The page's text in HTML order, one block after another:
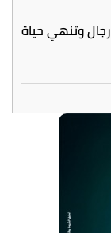
"ما حسسونيش إني ست".. سيدة تتزوج 4 رجال وتنهي حياة